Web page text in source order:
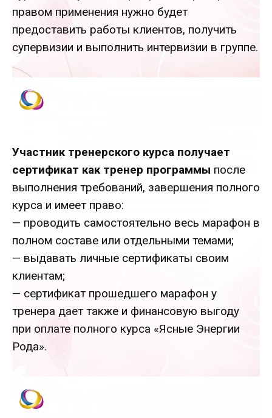
правом применения нужно будет
предоставить работы клиентов, получить
супервизии и выполнить интервизии в группе.
Участник тренерского курса получает
сертификат как тренер программы после
выполнения требований, завершения полного
курса и имеет право:
— проводить самостоятельно весь марафон в
полном составе или отдельными темами;
— выдавать личные сертификаты своим
клиентам;
— сертификат прошедшего марафон у
тренера дает также и финансовую выгоду
при оплате полного курса «Ясные Энергии
Рода».